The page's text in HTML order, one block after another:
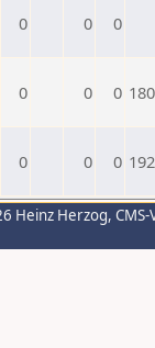
0 0 0
0 0 0
0 0 0
Heinz Herzog,